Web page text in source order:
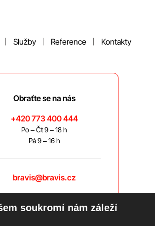
Služby Reference Kontakty
Obraťte se na nás
+420 773 400 444
Po – Čt 9 – 18 h
Pá 9 – 16 h
bravis@bravis.cz
soukromí nám záleží